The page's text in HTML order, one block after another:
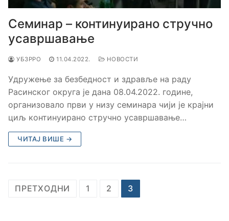
Семинар – континуирано стручно
усавршавање
УБЗРРО 11.04.2022. НОВОСТИ
Удружење за безбедност и здравље на раду
Расинског округа је дана 08.04.2022. године,
организовало први у низу семинара чији је крајни
циљ континуирано стручно усавршавање…
ЧИТАЈ ВИШЕ →
ПРЕТХОДНИ 1 2 3